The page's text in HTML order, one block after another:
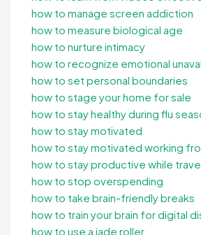
how to manage screen addiction
how to measure biological age
how to nurture intimacy
how to recognize emotional
how to set personal boundaries
how to stage your home for sale
how to stay healthy during flu
how to stay motivated
how to stay motivated working
how to stay productive while
how to stop overspending
how to take brain-friendly breaks
how to train your brain for digital
how to use a jade roller